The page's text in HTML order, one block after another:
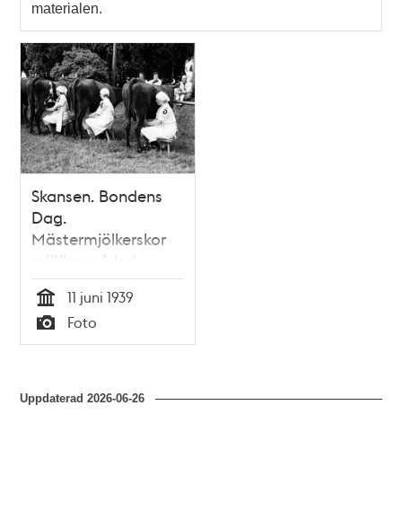
materialen.
Skansen. Bondens
Dag.
Mästermjölkerskor
mjölkar på led
Tid
11 juni 1939
Typ
Foto
Uppdaterad2026-06-26